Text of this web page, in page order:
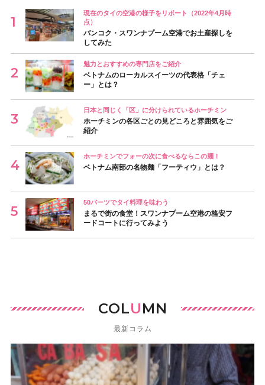
現在のタイの空港の様子をリポート（2022年4月時
点）
バンコク・スワンナプーム空港でお土産探しを
してみた
魅力とおすすめの専門店をご紹介
ベトナムのローカルスイーツの代表格「チェ
ー」とは？
日本と同じく「区」に分けられているホーチミン
ホーチミンの各区ごとの見どころと雰囲気をご
紹介
ホーチミンでフォーの次に食べるならこの麺！
ベトナム南部の名物麺「フーティウ」とは？
50バーツでタイ料理を味わう
まるで街の食堂！スワンナプーム空港の格安フ
ードコートに行ってみよう
COLUMN
最新コラム